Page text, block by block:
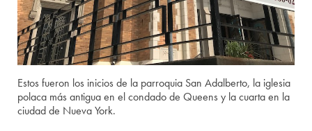
Estos fueron los inicios de la parroquia San Adalberto, la iglesia
polaca más antigua en el condado de Queens y la cuarta en la
ciudad de Nueva York.